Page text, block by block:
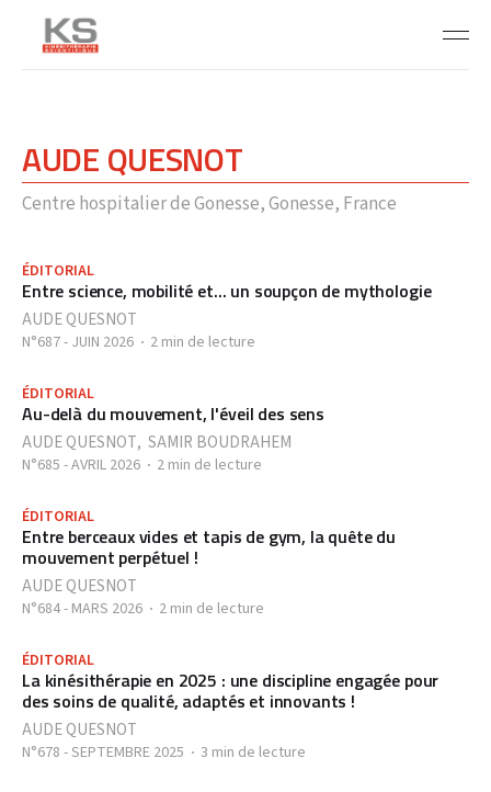
AUDE QUESNOT
Centre hospitalier de Gonesse, Gonesse, France
ÉDITORIAL
Entre science, mobilité et... un soupçon de mythologie
AUDE QUESNOT
N°687 - JUIN 2026 2 min de lecture
ÉDITORIAL
Au-delà du mouvement, l'éveil des sens
AUDE QUESNOT, SAMIR BOUDRAHEM
N°685 - AVRIL 2026 2 min de lecture
ÉDITORIAL
Entre berceaux vides et tapis de gym, la quête du
mouvement perpétuel !
AUDE QUESNOT
N°684 - MARS 2026 2 min de lecture
ÉDITORIAL
La kinésithérapie en 2025 : une discipline engagée pour
des soins de qualité, adaptés et innovants !
AUDE QUESNOT
N°678 - SEPTEMBRE 2025 3 min de lecture